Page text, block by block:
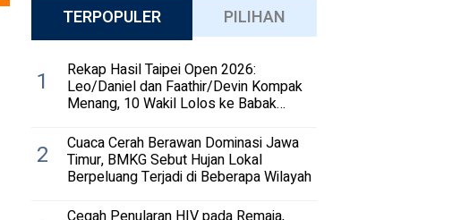
TERPOPULER PILIHAN
1 Rekap Hasil Taipei Open 2026:
Leo/Daniel dan Faathir/Devin Kompak
Menang, 10 Wakil Lolos ke Babak
2 Cuaca Cerah Berawan Dominasi Jawa
Timur, BMKG Sebut Hujan Lokal
Berpeluang Terjadi di Beberapa Wilayah